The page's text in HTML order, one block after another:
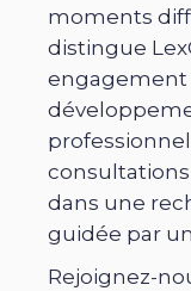
moments
distingue
engagement
dans une
guidée par
Rejoignez-